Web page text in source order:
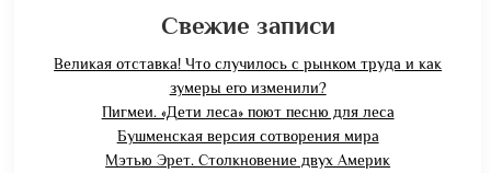
Свежие записи
Великая отставка! Что случилось с рынком труда и как
зумеры его изменили?
Пигмеи. «Дети леса» поют песню для леса
Бушменская версия сотворения мира
Мэтью Эрет. Столкновение двух Америк